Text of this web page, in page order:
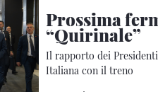
Prossima
“Quirinale”
Il rapporto dei
Italiana con il treno